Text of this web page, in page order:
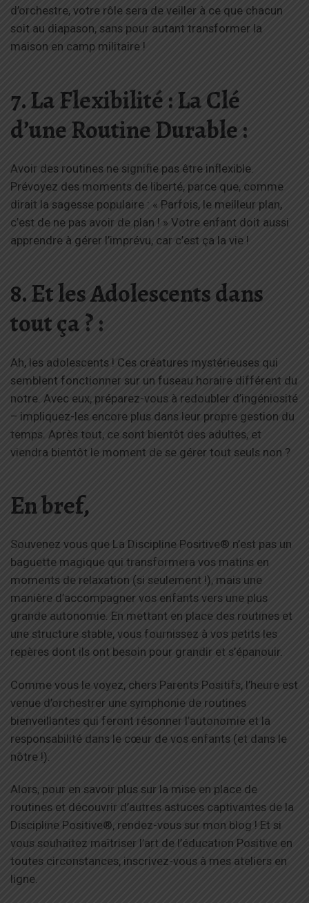
d’orchestre, votre rôle sera de veiller à ce que chacun
soit au diapason, sans pour autant transformer la
maison en camp militaire !
7. La Flexibilité : La Clé
d’une Routine Durable:
Avoir des routines ne signifie pas être inflexible.
Prévoyez des moments de liberté, parce que, comme
dirait la sagesse populaire : « Parfois, le meilleur plan,
c’est de ne pas avoir de plan ! » Votre enfant doit aussi
apprendre à gérer l’imprévu, car c’est ça la vie !
8. Et les Adolescents dans
tout ça ? :
Ah, les adolescents ! Ces créatures mystérieuses qui
semblent fonctionner sur un fuseau horaire différent du
notre. Avec eux, préparez-vous à redoubler d’ingéniosité
– impliquez-les encore plus dans leur propre gestion du
temps. Après tout, ce sont bientôt des adultes, et
viendra bientôt le moment de se gérer tout seuls non ?
En bref,
Souvenez vous que La Discipline Positive® n’est pas un
baguette magique qui transformera vos matins en
moments de relaxation (si seulement !), mais une
manière d’accompagner vos enfants vers une plus
grande autonomie. En mettant en place des routines et
une structure stable, vous fournissez à vos petits les
repères dont ils ont besoin pour grandir et s’épanouir.
Comme vous le voyez, chers Parents Positifs, l’heure est
venue d’orchestrer une symphonie de routines
bienveillantes qui feront résonner l’autonomie et la
responsabilité dans le cœur de vos enfants (et dans le
nôtre !).
Alors, pour en savoir plus sur la mise en place de
routines et découvrir d’autres astuces captivantes de la
Discipline Positive®, rendez-vous sur mon blog ! Et si
vous souhaitez maîtriser l’art de l’éducation Positive en
toutes circonstances, inscrivez-vous à mes ateliers en
ligne.